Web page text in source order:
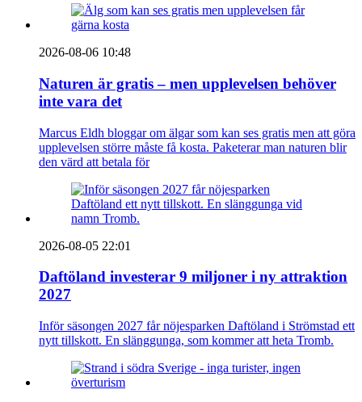
2026-08-06 10:48
Naturen är gratis – men upplevelsen behöver
inte vara det
Marcus Eldh bloggar om älgar som kan ses gratis men att göra
upplevelsen större måste få kosta. Paketerar man naturen blir
den värd att betala för
2026-08-05 22:01
Daftöland investerar 9 miljoner i ny attraktion
2027
Inför säsongen 2027 får nöjesparken Daftöland i Strömstad ett
nytt tillskott. En slänggunga, som kommer att heta Tromb.